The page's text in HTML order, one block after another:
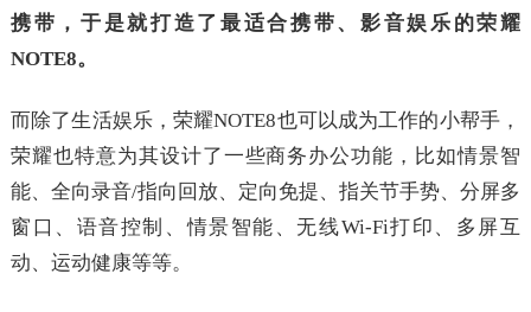
携带，于是就打造了最适合携带、影音娱乐的荣耀
NOTE8。
而除了生活娱乐，荣耀NOTE8也可以成为工作的小帮手，
荣耀也特意为其设计了一些商务办公功能，比如情景智
能、全向录音/指向回放、定向免提、指关节手势、分屏多
窗口、语音控制、情景智能、无线Wi-Fi打印、多屏互
动、运动健康等等。